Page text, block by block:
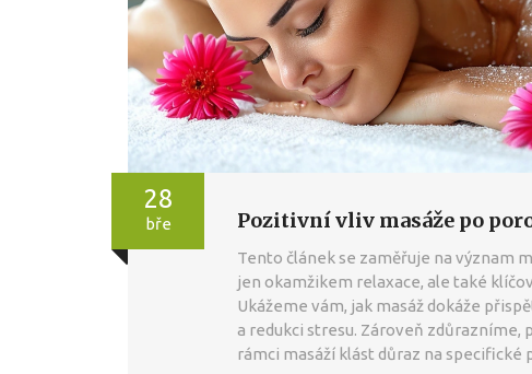
28
bře Pozitivní vliv masáže po
Tento článek se zaměřuje na význam
jen okamžikem relaxace, ale také
Ukážeme vám, jak masáž dokáže
a redukci stresu. Zároveň zdůrazníme,
rámci masáží klást důraz na specifické